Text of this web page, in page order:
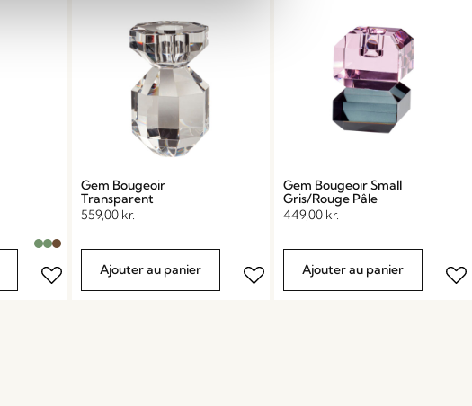
Gem Bougeoir
Transparent
559,00 kr.
Ajouter au panier
Gem Bougeoir Small
Gris/Rouge Pâle
449,00 kr.
Ajouter au panier